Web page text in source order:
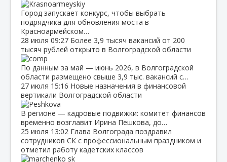
Город запускает конкурс, чтобы выбрать
подрядчика для обновления моста в
Красноармейском…
28 июля 09:27 Более 3,9 тысяч вакансий от 200
тысяч рублей открыто в Волгоградской области
По данным за май — июнь 2026, в Волгоградской
области размещено свыше 3,9 тыс. вакансий с…
27 июля 15:16 Новые назначения в финансовой
вертикали Волгоградской области
В регионе — кадровые подвижки: комитет финансов
временно возглавит Ирина Пешкова, до…
25 июля 13:02 Глава Волгограда поздравил
сотрудников СК с профессиональным праздником и
отметил работу кадетских классов